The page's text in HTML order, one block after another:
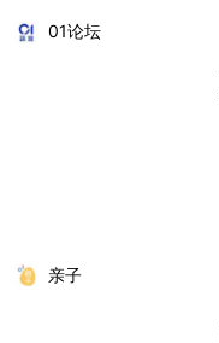
01论坛
亲子